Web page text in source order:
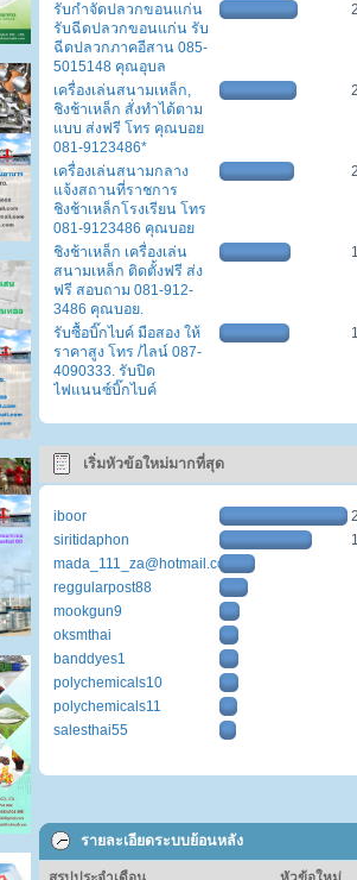
รับกำจัดปลวกขอนแก่น
รับฉีดปลวกขอนแก่น รับ
ฉีดปลวกภาคอีสาน 085-
5015148 คุณอุบล
เครื่องเล่นสนามเหล็ก,
ชิงช้าเหล็ก สั่งทำได้ตาม
แบบ ส่งฟรี โทร คุณบอย
081-9123486*
เครื่องเล่นสนามกลาง
แจ้งสถานที่ราชการ
ชิงช้าเหล็กโรงเรียน โทร
081-9123486 คุณบอย
ชิงช้าเหล็ก เครื่องเล่น
สนามเหล็ก ติดตั้งฟรี ส่ง
ฟรี สอบถาม 081-912-
3486 คุณบอย.
รับซื้อบิ๊กไบค์ มือสอง ให้
ราคาสูง โทร /ไลน์ 087-
4090333. รับปิด
ไฟแนนซ์บิ๊กไบค์
เริ่มหัวข้อใหม่มากที่สุด
iboor
siritidaphon
mada_111_za@hotmail.com
reggularpost88
mookgun9
oksmthai
banddyes1
polychemicals10
polychemicals11
salesthai55
รายละเอียดระบบย้อนหลัง